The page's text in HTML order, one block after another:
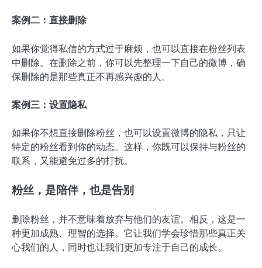
案例二：直接删除
如果你觉得私信的方式过于麻烦，也可以直接在粉丝列表
中删除。在删除之前，你可以先整理一下自己的微博，确
保删除的是那些真正不再感兴趣的人。
案例三：设置隐私
如果你不想直接删除粉丝，也可以设置微博的隐私，只让
特定的粉丝看到你的动态。这样，你既可以保持与粉丝的
联系，又能避免过多的打扰。
粉丝，是陪伴，也是告别
删除粉丝，并不意味着放弃与他们的友谊。相反，这是一
种更加成熟、理智的选择。它让我们学会珍惜那些真正关
心我们的人，同时也让我们更加专注于自己的成长。